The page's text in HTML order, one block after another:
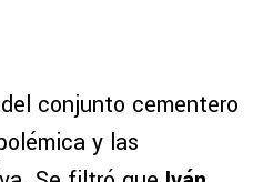
conjunto cementero
y las